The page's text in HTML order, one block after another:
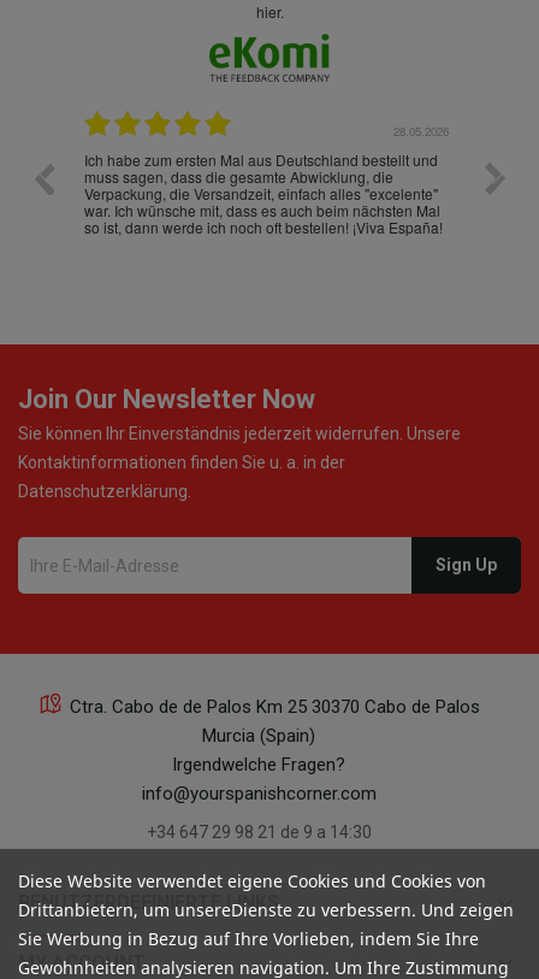
hier.
28.05.2026
Ich habe zum ersten Mal aus Deutschland bestellt und
muss sagen, dass die gesamte Abwicklung, die
Verpackung, die Versandzeit, einfach alles "excelente"
war. Ich wünsche mit, dass es auch beim nächsten Mal
so ist, dann werde ich noch oft bestellen! ¡Viva España!
Die
gut
ist
Join Our Newsletter Now
Sie können Ihr Einverständnis jederzeit widerrufen. Unsere
Kontaktinformationen finden Sie u. a. in der
Datenschutzerklärung.
Ctra. Cabo de de Palos Km 25 30370 Cabo de Palos
Murcia (Spain)
Irgendwelche Fragen?
info@yourspanishcorner.com
+34 647 29 98 21 de 9 a 14:30
BENUTZERDEFINIERTE LINKS keyboard_arrow_down
MY ACCOUNT keyboard_arrow_down
Diese Website verwendet eigene Cookies und Cookies von
Drittanbietern, um unsereDienste zu verbessern. Und zeigen
Sie Werbung in Bezug auf Ihre Vorlieben, indem Sie Ihre
Gewohnheiten analysieren navigation. Um Ihre Zustimmung